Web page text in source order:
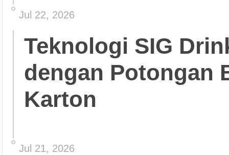
Jul 22, 2026
Teknologi SIG
dengan Potongan
Karton
Jul 21, 2026